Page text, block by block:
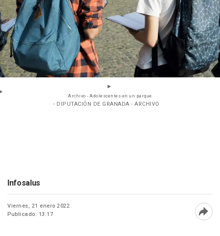
Archivo - Adolescentes en un parque
- DIPUTACIÓN DE GRANADA - ARCHIVO
Infosalus
Viernes, 21 enero 2022
Publicado: 13:17